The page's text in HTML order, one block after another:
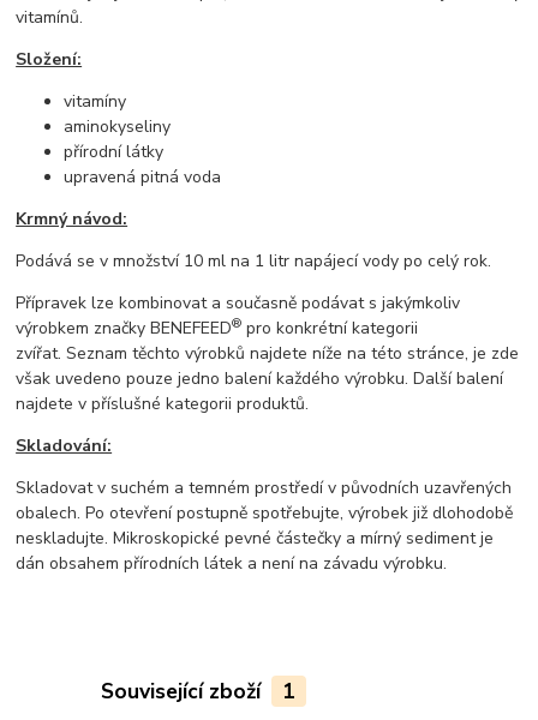
vitamínů.
Složení:
vitamíny
aminokyseliny
přírodní látky
upravená pitná voda
Krmný návod:
Podává se v množství 10 ml na 1 litr napájecí vody po celý rok.
Přípravek lze kombinovat a současně podávat s jakýmkoliv
výrobkem značky BENEFEED® pro konkrétní kategorii
zvířat. Seznam těchto výrobků najdete níže na této stránce, je zde
však uvedeno pouze jedno balení každého výrobku. Další balení
najdete v příslušné kategorii produktů.
Skladování:
Skladovat v suchém a temném prostředí v původních uzavřených
obalech. Po otevření postupně spotřebujte, výrobek již dlohodobě
neskladujte. Mikroskopické pevné částečky a mírný sediment je
dán obsahem přírodních látek a není na závadu výrobku.
Související zboží 1